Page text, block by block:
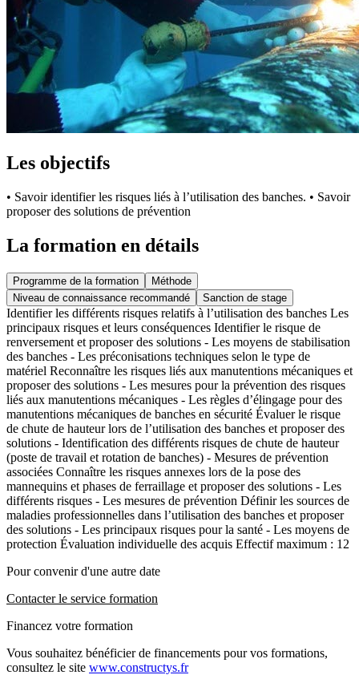
Les objectifs
• Savoir identifier les risques liés à l’utilisation des banches. • Savoir
proposer des solutions de prévention
La formation en détails
Programme de la formation
Méthode
Niveau de connaissance recommandé
Sanction de stage
Identifier les différents risques relatifs à l’utilisation des banches Les
principaux risques et leurs conséquences Identifier le risque de
renversement et proposer des solutions - Les moyens de stabilisation
des banches - Les préconisations techniques selon le type de
matériel Reconnaître les risques liés aux manutentions mécaniques et
proposer des solutions - Les mesures pour la prévention des risques
liés aux manutentions mécaniques - Les règles d’élingage pour des
manutentions mécaniques de banches en sécurité Évaluer le risque
de chute de hauteur lors de l’utilisation des banches et proposer des
solutions - Identification des différents risques de chute de hauteur
(poste de travail et rotation de banches) - Mesures de prévention
associées Connaître les risques annexes lors de la pose des
mannequins et phases de ferraillage et proposer des solutions - Les
différents risques - Les mesures de prévention Définir les sources de
maladies professionnelles dans l’utilisation des banches et proposer
des solutions - Les principaux risques pour la santé - Les moyens de
protection Évaluation individuelle des acquis Effectif maximum : 12
Pour convenir d'une autre date
Contacter le service formation
Financez votre formation
Vous souhaitez bénéficier de financements pour vos formations,
consultez le site www.constructys.fr